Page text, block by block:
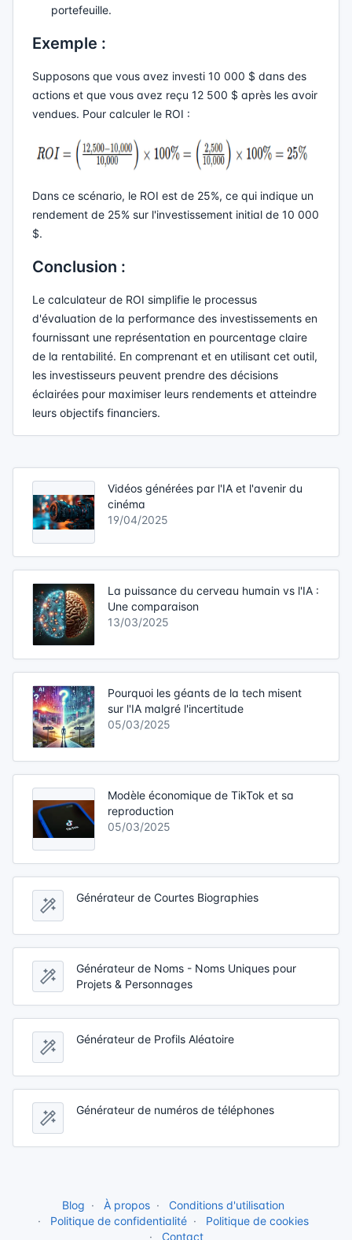
portefeuille.
Exemple :
Supposons que vous avez investi 10 000 $ dans des
actions et que vous avez reçu 12 500 $ après les avoir
vendues. Pour calculer le ROI :
Dans ce scénario, le ROI est de 25%, ce qui indique un
rendement de 25% sur l'investissement initial de 10 000
$.
Conclusion :
Le calculateur de ROI simplifie le processus
d'évaluation de la performance des investissements en
fournissant une représentation en pourcentage claire
de la rentabilité. En comprenant et en utilisant cet outil,
les investisseurs peuvent prendre des décisions
éclairées pour maximiser leurs rendements et atteindre
leurs objectifs financiers.
Vidéos générées par l'IA et l'avenir du
cinéma
19/04/2025
La puissance du cerveau humain vs l'IA :
Une comparaison
13/03/2025
Pourquoi les géants de la tech misent
sur l'IA malgré l'incertitude
05/03/2025
Modèle économique de TikTok et sa
reproduction
05/03/2025
Générateur de Courtes Biographies
Générateur de Noms - Noms Uniques pour
Projets & Personnages
Générateur de Profils Aléatoire
Générateur de numéros de téléphones
Blog À propos
Conditions d'utilisation
Politique de confidentialité
Politique de cookies
Contact